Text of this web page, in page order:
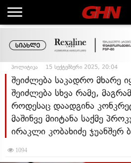
პოლიტიკა 15 სექტემბერი 2025, 20:04
შეიძლება საკადრო მხარე
შეიძლება სხვა რამე,
როდესაც დაადგინა
მაშინვე მიიტანა საქმე
ირაკლი კობახიძე ჯუანშერ
1094